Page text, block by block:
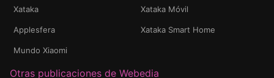
Xataka Xataka Móvil
Applesfera Xataka Smart Home
Mundo Xiaomi
Otras publicaciones de Webedia